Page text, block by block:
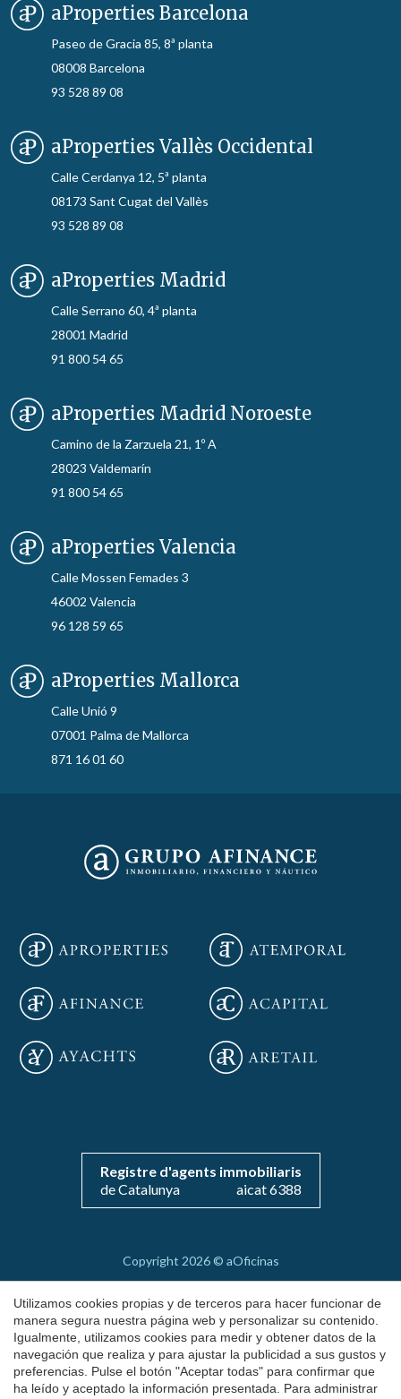
aProperties Barcelona
Paseo de Gracia 85, 8ª planta
08008 Barcelona
93 528 89 08
aProperties Vallès Occidental
Calle Cerdanya 12, 5ª planta
08173 Sant Cugat del Vallès
93 528 89 08
aProperties Madrid
Calle Serrano 60, 4ª planta
28001 Madrid
91 800 54 65
aProperties Madrid Noroeste
Camino de la Zarzuela 21, 1º A
28023 Valdemarín
91 800 54 65
aProperties Valencia
Calle Mossen Femades 3
46002 Valencia
96 128 59 65
aProperties Mallorca
Calle Unió 9
07001 Palma de Mallorca
871 16 01 60
Registre d'agents immobiliaris
de Catalunya
aicat 6388
Copyright 2026 © aOficinas
AICAT 6388
Aviso Legal
Política de Cookies
Utilizamos cookies propias y de terceros para hacer funcionar de
manera segura nuestra página web y personalizar su contenido.
Igualmente, utilizamos cookies para medir y obtener datos de la
navegación que realiza y para ajustar la publicidad a sus gustos y
preferencias. Pulse el botón "Aceptar todas" para confirmar que
ha leído y aceptado la información presentada. Para administrar